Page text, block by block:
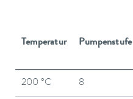
Temperatur Pumpenstufe
200 °C 8